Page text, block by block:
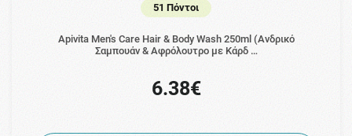
51 Πόντοι
Apivita Men's Care Hair & Body Wash 250ml (Ανδρικό
Σαμπουάν & Αφρόλουτρο με Κάρδ …
6.38€